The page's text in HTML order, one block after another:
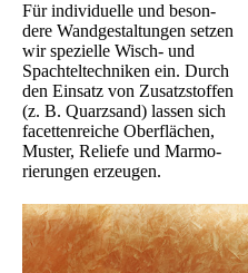
Für indivi­duelle und beson­
dere Wand­gestal­tungen set­zen
wir spezielle Wisch- und
Spachtel­techniken ein. Durch
den Ein­satz von Zusatz­stoffen
(z. B. Quarz­sand) lassen sich
facetten­reiche Ober­flächen,
Muster, Reliefe und Marmo­
rierun­gen erzeugen.